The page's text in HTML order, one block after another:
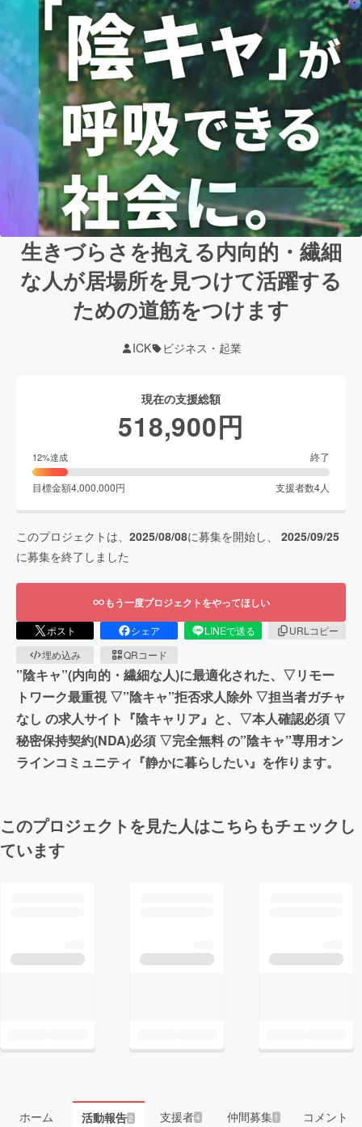
生きづらさを抱える内向的・繊細
な人が居場所を見つけて活躍する
ための道筋をつけます
ICK ビジネス・起業
現在の支援総額
518,900円
12%達成 終了
目標金額4,000,000円 支援者数4人
このプロジェクトは、 2025/08/08に募集を開始し、 2025/09/25
に募集を終了しました
もう一度プロジェクトをやってほしい
ポスト シェア LINEで送る
URLコピー
埋め込み
QRコード
”陰キャ”(内向的・繊細な人)に最適化された、▽リモー
トワーク最重視 ▽”陰キャ”拒否求人除外 ▽担当者ガチャ
なし の求人サイト『陰キャリア』と、▽本人確認必須 ▽
秘密保持契約(NDA)必須 ▽完全無料 の”陰キャ”専用オン
ラインコミュニティ『静かに暮らしたい』を作ります。
このプロジェクトを見た人はこちらもチェックし
ています
ホーム 活動報告2 支援者4 仲間募集 1 コメント